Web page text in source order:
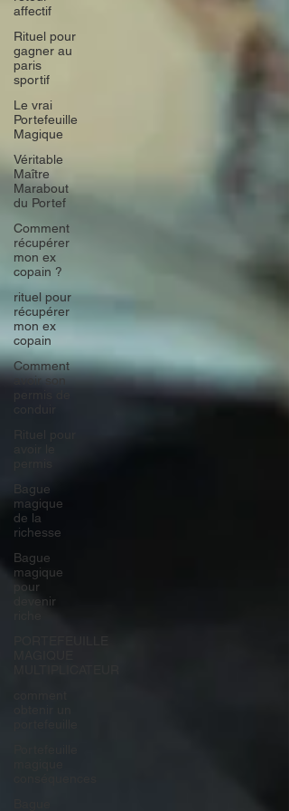
affectif
Rituel pour
gagner au
paris
sportif
Le vrai
Portefeuille
Magique
Véritable
Maître
Marabout
du Portef
Comment
récupérer
mon ex
copain ?
rituel pour
récupérer
mon ex
copain
Comment
avoir son
Bague
magique
de la
richesse
Bague
magique
pour
devenir